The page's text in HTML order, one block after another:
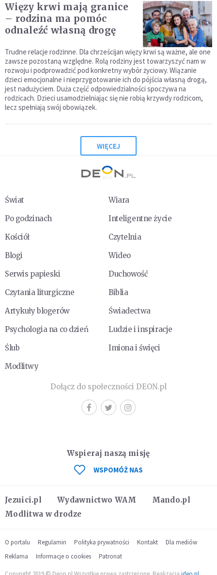
Więzy krwi mają granice
– rodzina ma pomóc
odnaleźć własną drogę
Trudne relacje rodzinne. Dla chrześcijan więzy krwi są ważne, ale one
zawsze pozostaną względne. Rolą rodziny jest towarzyszyć nam w
rozwoju i podprowadzić pod konkretny wybór życiowy. Wiązanie
dzieci emocjonalne i nieprzygotowanie ich do pójścia własną drogą,
jest nadużyciem. Duża część odpowiedzialności spoczywa na
rodzicach. Dzieci usamodzielniając się nie robią krzywdy rodzicom,
lecz spełniają swój obowiązek.
WIĘCEJ
Świat
Wiara
Po godzinach
Inteligentne życie
Kościół
Czytelnia
Blogi
Wideo
Serwis papieski
Duchowość
Czytania liturgiczne
Biblia
Artykuły blogerów
Świadectwa
Psychologia na co dzień
Ludzie i inspiracje
Ślub
Imiona i święci
Modlitwy
Dołącz do społeczności DEON.pl
Jezuici.pl Wydawnictwo WAM
Mando.pl
Modlitwa w drodze
Wspieraj naszą misję
WSPOMÓŻ NAS
O portalu Regulamin Polityka prywatności Kontakt
Dla mediów
Reklama
Informacje o cookies Patronat